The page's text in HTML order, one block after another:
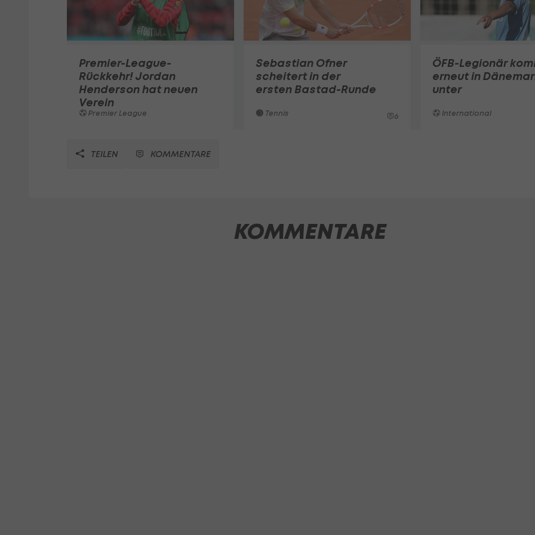
Premier-League-
Rückkehr! Jordan
Henderson hat neuen
Verein
Premier League
Sebastian Ofner
scheitert in der
ersten Bastad-Runde
Tennis 6
ÖFB-Legionär
erneut in
unter
International
TEILEN KOMMENTARE
KOMMENTARE